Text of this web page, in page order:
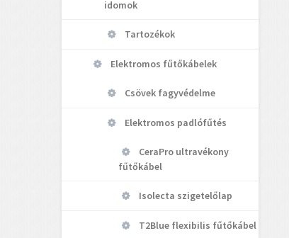
idomok
Tartozékok
Elektromos fűtőkábelek
Csövek fagyvédelme
Elektromos padlófűtés
CeraPro ultravékony
fűtőkábel
Isolecta szigetelőlap
T2Blue flexibilis fűtőkábel